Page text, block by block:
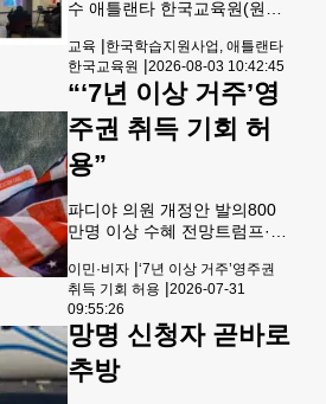
고 있는 가운데 한인이 체포되
는 사례도 처음 확인된 것이
다. 6일 가족 등에 따르면 뉴욕
맨해튼에 거주하는 박모(21)씨
는 지난달 21일 오전 JFK 공항
에서 연방 이민
수 애틀랜타 한국교육원(원장
국문화 확산을 위한 한국학습
지원사업(SYK: Study Your
Korea)에 동남부지역 학습 소
모임, 대학교 학생회 등의 신청
을 받고 있다.한국학습지원사
업은 한국어 또는 한국문화에
관심 있는 사람들이 자발적으
로 배울 수 있도록 다양한 학습
활동과 행사를 지원하는 사업
이다. 한국어 및 한국문화 학습
소모임, 학국역사 바로알기 학
습모임, 대학생 학생회의 한국
관련 행사 등을 지원한다.2025
년에는 어번대, 에모리대, 조지
아텍, 조지아주립대, 케네소대
교육 |한국학습지원사업, 애틀랜타
한국교육원 |2026-08-03 10:42:45
“‘7년 이상 거주’영
주권 취득 기회 허
용”
파디야 의원 개정안 발의800
만명 이상 수혜 전망트럼프·공
상 거주한 장기 체류 이민자들
에게 영주권 신청 기회를 부여
하는 이민법 개정안이 연방의
회에서 다시 추진되면서 이민
사회가 큰 관심을 보이고 있다.
연방상원 법사위원회 이민소
이민·비자 |‘7년 이상 거주’영주권
취득 기회 허용 |2026-07-31
09:55:26
망명 신청자 곧바로
추방